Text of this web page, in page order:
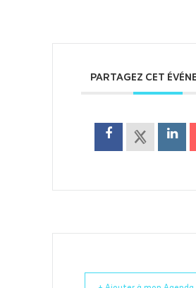
PARTAGEZ CET